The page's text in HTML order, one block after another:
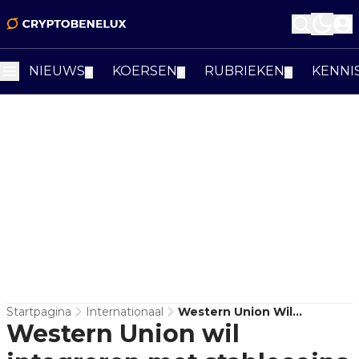
NIEUWS KOERSEN RUBRIEKEN
Startpagina Internationaal
Western Union Wil
Integreren Met Stablecoins
Voor Grensoverschrijdende
Western Union wil